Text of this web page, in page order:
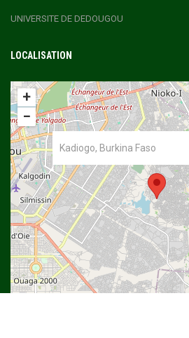
UNIVERSITE DE DEDOUGOU
LOCALISATION
Kadiogo, Burkina Faso
+
−